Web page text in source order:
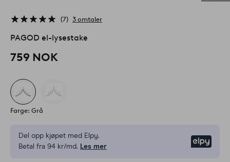
7 3 omtaler
PAGOD el-lysestake
759 NOK
Farge: Grå
Del opp kjøpet med Elpy.
Betal fra 94 kr/md. Les mer